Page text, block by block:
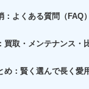
：よくある質問（FAQ
買取・メンテナンス・
：賢く選んで長く愛